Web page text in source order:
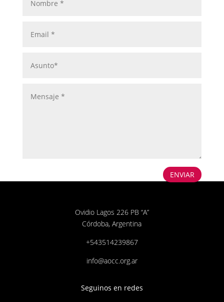
ENVIAR
Ovidio Lagos 226 PB “A”
Córdoba, Argentina
+543514239867
info@aocc.org.ar